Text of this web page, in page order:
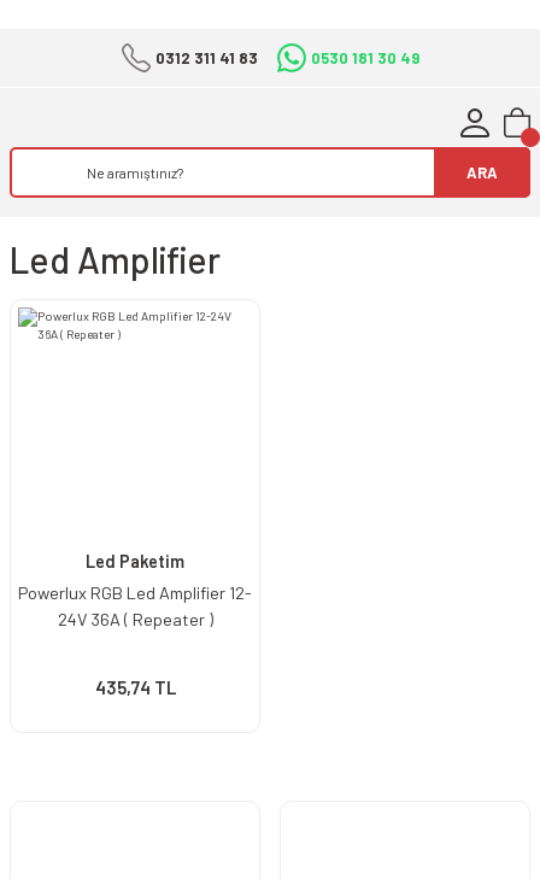
0312 311 41 83 0530 181 30 49
ARA
Led Amplifier
Led Paketim
Powerlux RGB Led Amplifier 12-
24V 36A ( Repeater )
435,74 TL